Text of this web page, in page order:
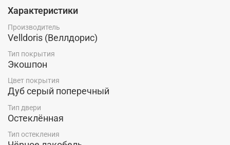
хорошим выбором для любого помещения.
Стекло Чёрное лакобель придает модели
элегантность.
Телескопический тип погонажа обеспечивает простоту
установки.
Купить межкомнатную дверь ЛИНИЯ 6 Дуб серый
поперечный от фабрики дверей
цене производителя со склада в Красноярске Вы
можете в магазине компании "Ярдеко".
Характеристики
Производитель
Velldoris (Веллдорис)
Тип покрытия
Экошпон
Цвет покрытия
Дуб серый поперечный
Тип двери
Остеклённая
Тип остекления